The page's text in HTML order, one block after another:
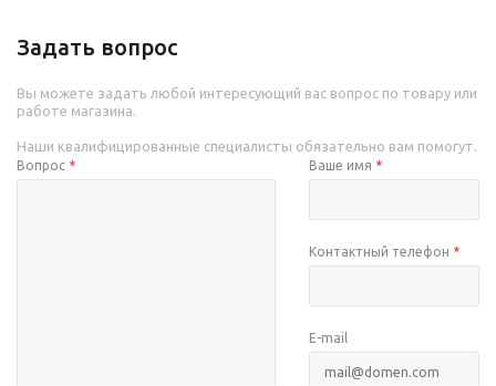
Задать вопрос
Вы можете задать любой интересующий вас вопрос по товару или
работе магазина.
Наши квалифицированные специалисты обязательно вам помогут.
Вопрос * Ваше имя *
Контактный телефон *
E-mail